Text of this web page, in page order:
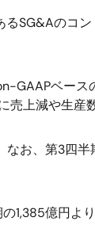
SG&Aのコ
GAAPベー
上減や生産
お、第3四半
億円より